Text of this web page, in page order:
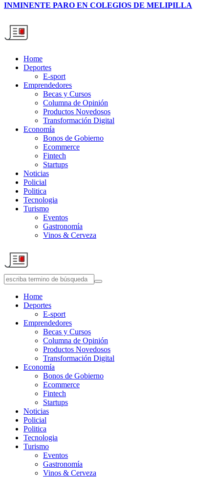
INMINENTE PARO EN COLEGIOS DE MELIPILLA
Home
Deportes
E-sport
Emprendedores
Becas y Cursos
Columna de Opinión
Productos Novedosos
Transformación Digital
Economía
Bonos de Gobierno
Ecommerce
Fintech
Startups
Noticias
Policial
Politica
Tecnologia
Turismo
Eventos
Gastronomía
Vinos & Cerveza
Home
Deportes
E-sport
Emprendedores
Becas y Cursos
Columna de Opinión
Productos Novedosos
Transformación Digital
Economía
Bonos de Gobierno
Ecommerce
Fintech
Startups
Noticias
Policial
Politica
Tecnologia
Turismo
Eventos
Gastronomía
Vinos & Cerveza